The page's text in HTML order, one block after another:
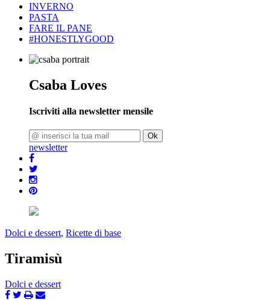
INVERNO
PASTA
FARE IL PANE
#HONESTLYGOOD
Csaba Loves
Iscriviti alla newsletter mensile
Ok
newsletter
Dolci e dessert, Ricette di base
Tiramisù
Dolci e dessert